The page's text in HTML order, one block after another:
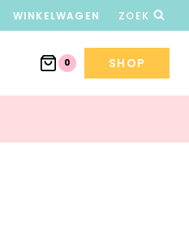
WINKELWAGEN ZOEK
0 SHOP